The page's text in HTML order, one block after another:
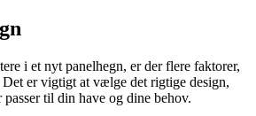
i et nyt panelhegn, er der flere faktorer,
er vigtigt at vælge det rigtige design,
passer til din have og dine behov.